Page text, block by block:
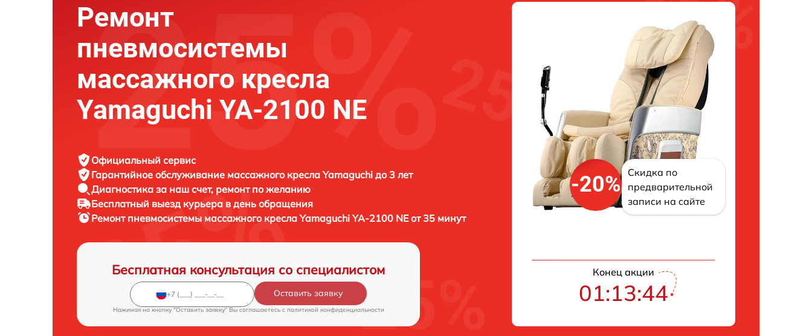
Ремонт
пневмосистемы
массажного кресла
Yamaguchi YA-2100 NE
Официальный сервис
Гарантийное обслуживание массажного кресла Yamaguchi до 3 лет
Диагностика за наш счет, ремонт по желанию
Бесплатный выезд курьера в день обращения
Ремонт пневмосистемы массажного креслаYamaguchi YA-2100 NE от 35 минут
Бесплатная консультация со специалистом
Оставить заявку
Нажимая на кнопку "Оставить заявку" Вы соглашаетесь c политикой конфиденциальности
-20%
Скидка по
предварительной
записи на сайте
Конец акции
01:13:43